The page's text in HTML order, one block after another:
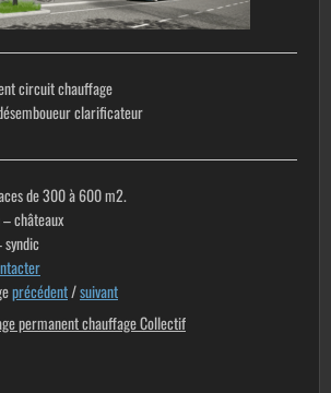
circuitchauffage
clarificateur
de300 à 600 m2.
châteaux
précédent/suivant
permanent chauffage Collectif